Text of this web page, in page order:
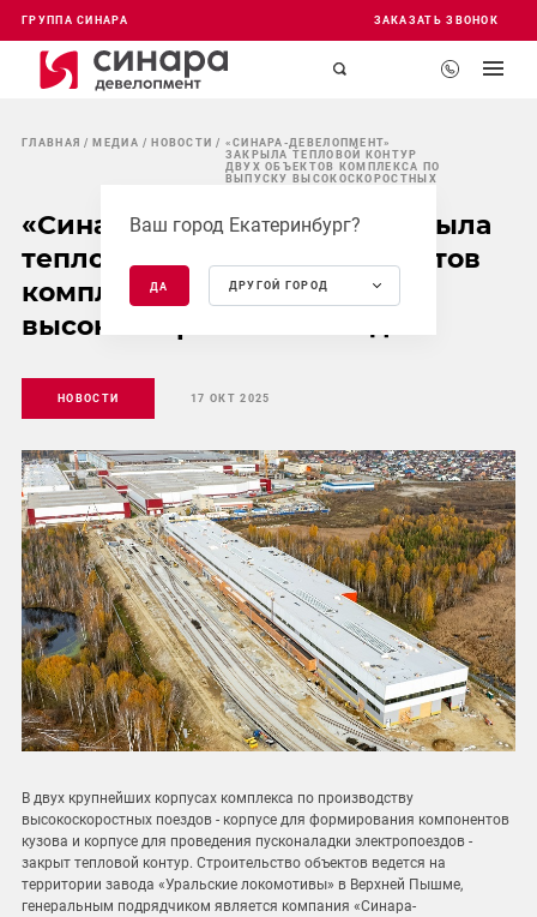
ГРУППА СИНАРА ЗАКАЗАТЬ ЗВОНОК
Ваш город Екатеринбург?
ДА ДРУГОЙ ГОРОД
ГЛАВНАЯ МЕДИА НОВОСТИ
«СИНАРА-ДЕВЕЛОПМЕНТ»
ЗАКРЫЛА ТЕПЛОВОЙ КОНТУР
ДВУХ ОБЪЕКТОВ КОМПЛЕКСА ПО
ВЫПУСКУ ВЫСОКОСКОРОСТНЫХ
«Синара-Девелопмент» закрыла
тепловой контур двух объектов
комплекса по выпуску
высокоскоростных поездов
НОВОСТИ 17 ОКТ 2025
В двух крупнейших корпусах комплекса по производству
высокоскоростных поездов - корпусе для формирования компонентов
кузова и корпусе для проведения пусконаладки электропоездов -
закрыт тепловой контур. Строительство объектов ведется на
территории завода «Уральские локомотивы» в Верхней Пышме,
генеральным подрядчиком является компания «Синара-